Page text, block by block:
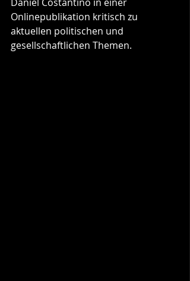
Onlinepublikation kritisch zu
aktuellen politischen und
gesellschaftlichen Themen.